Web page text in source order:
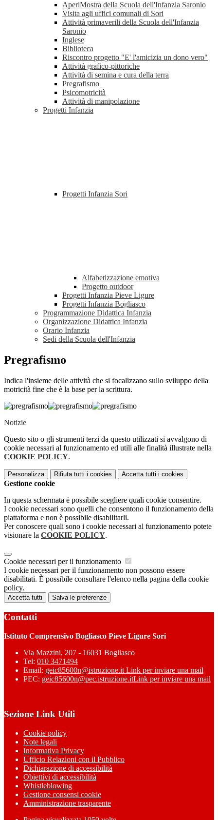
AperiMostra della Scuola dell'Infanzia Saronio
Visita agli uffici comunali di Sori
Attività primaverili della Scuola dell'Infanzia
Saronio
Inglese
Biblioteca
Riscontro progetto "E' l'amicizia un dono vero"
Attività grafico-pittoriche
Attività di semina e cura della terra
Pregrafismo
Psicomotricità
Attività di manipolazione
Progetti Infanzia
Progetti Infanzia Sori
Alfabetizzazione emotiva
Progetto outdoor
Progetti Infanzia Pieve Ligure
Progetti Infanzia Bogliasco
Programmazione Didattica Infanzia
Organizzazione Didattica Infanzia
Orario Infanzia
Sedi della Scuola dell'Infanzia
Pregrafismo
Indica l'insieme delle attività che si focalizzano sullo sviluppo della
motricità fine che è la base per la scrittura.
Notizie
Questo sito o gli strumenti terzi da questo utilizzati si avvalgono di
cookie necessari al funzionamento ed utili alle finalità illustrate nella
COOKIE POLICY.
Personalizza Rifiuta tutti i cookies Accetta tutti i cookies
Gestione cookie
In questa schermata è possibile scegliere quali cookie consentire.
I cookie necessari sono quelli che consentono il funzionamento della
piattaforma e non è possibile disabilitarli.
Per conoscere quali sono i cookie necessari al funzionamento potete
visionare la COOKIE POLICY.
Cookie necessari per il funzionamento
I cookie necessari per il funzionamento non possono essere
disabilitati. È possibile consultare l'elenco nella pagina della cookie
policy.
Accetta tutti Salva le preferenze
Contatti
Istituto Comprensivo Bogliasco Pieve Ligure Sori
Via Mazzini, 207 - 16031 Bogliasco
Tel: 010 3471494
Email: geic85600n@istruzione.it Link per inviare una mail
PEC: geic85600n@pec.istruzione.itLink per inviare una mail
Sezione Link Utili
Cookie policy
Note legali
Informativa Privacy
Ufficio Relazioni con il Pubblico
Dichiarazione di accessibilità
Obiettivi di accessibilità
Whistleblowing
Gestione consensi cookie
Amministrazione trasparente